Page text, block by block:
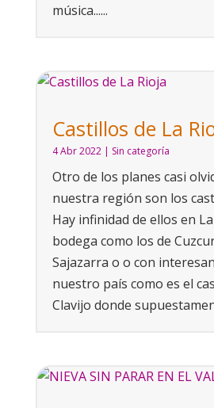
música......
Castillos de La
4 Abr 2022| Sin categoría
Otro de los planes casi
nuestra región son los
Hay infinidad de ellos en La
bodega como los de
Sajazarra o o con
nuestro país como es el
Clavijo donde